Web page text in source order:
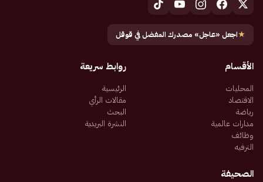
★اجعل «عاجل» مصدرك المفضل في قوقل
الأقسام
المحليات
الاقتصاد
رياضة
مدارات عالمية
وظائف
الترفيه
روابط سريعة
الرئيسية
مقالات الرأي
البحث
النشرة البريدية
الصحيفة